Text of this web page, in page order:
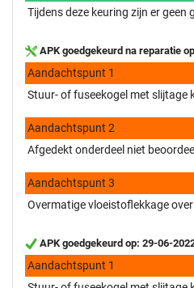
Tijdens deze keuring zijn er geen
APK goedgekeurd na reparatie
Aandachtspunt 1
Stuur- of fuseekogel met slijtage
Aandachtspunt 2
Afgedekt onderdeel niet
Aandachtspunt 3
Overmatige vloeistoflekkage
APK goedgekeurd op: 29-06-
Aandachtspunt 1